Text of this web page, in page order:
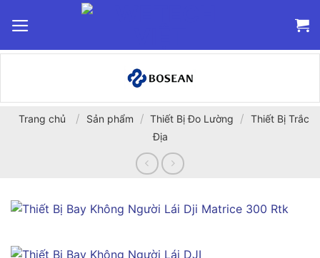
qua
Trang chủ / Sản phẩm / Thiết Bị Đo Lường / Thiết Bị Trắc
Địa